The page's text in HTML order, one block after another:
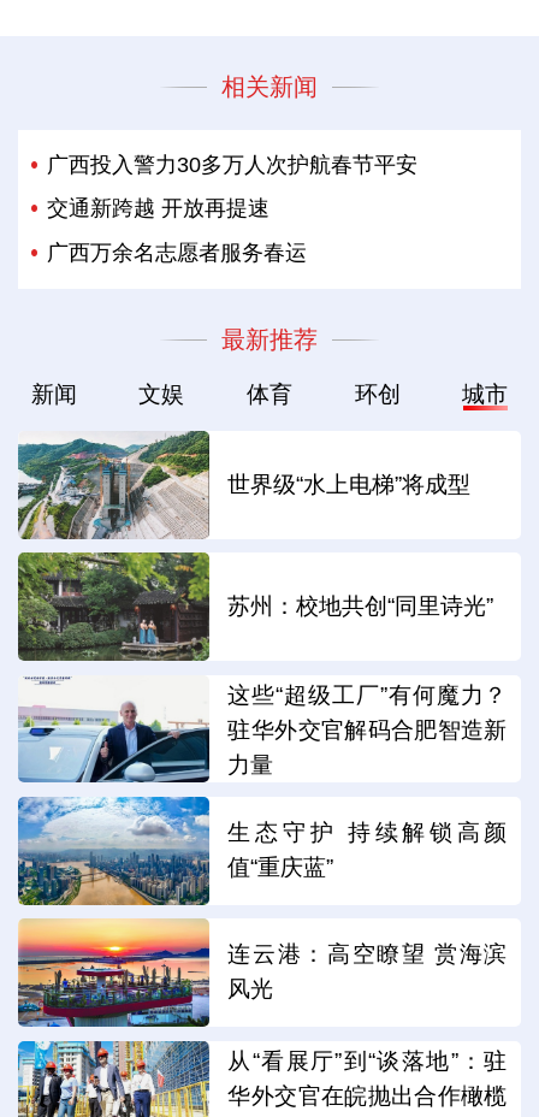
相关新闻
广西投入警力30多万人次护航春节平安
交通新跨越 开放再提速
广西万余名志愿者服务春运
最新推荐
新闻 文娱 体育 环创 城市
世界级“水上电梯”将成型
苏州：校地共创“同里诗光”
这些“超级工厂”有何魔力？
驻华外交官解码合肥智造新
力量
生态守护 持续解锁高颜
值“重庆蓝”
连云港：高空瞭望 赏海滨
风光
从“看展厅”到“谈落地”：驻
华外交官在皖抛出合作橄榄